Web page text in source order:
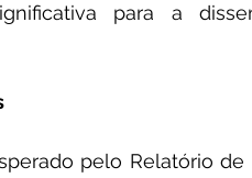
para a
pelo Relatório de